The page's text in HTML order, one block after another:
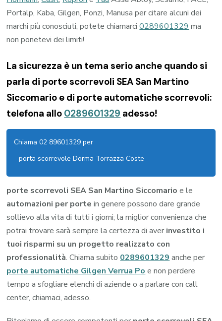
Portalp, Kaba, Gilgen, Ponzi, Manusa per citare alcuni dei
marchi più conosciuti, potete chiamarci0289601329 ma
non ponetevi dei limiti!
La sicurezza è un tema serio anche quando si
parla di porte scorrevoli SEA San Martino
Siccomario e di porte automatiche scorrevoli:
telefona allo 0289601329 adesso!
Chiama 02 89601329 per
porta scorrevole Dorma Torrazza Coste
porte scorrevoli SEA San Martino Siccomarioe le
automazioni per portein genere possono dare grande
sollievo alla vita di tutti i giorni; la miglior convenienza che
potrai trovare sarà sempre la certezza di aver investito i
tuoi risparmi su un progetto realizzato con
professionalità. Chiama subito 0289601329 anche per
porte automatiche Gilgen Verrua Po e non perdere
tempo a sfogliare elenchi di aziende o a parlare con call
center, chiamaci, adesso.